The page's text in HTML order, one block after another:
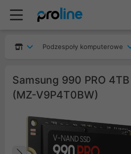
Podzespoły komputerowe
Samsung 990 PRO
(MZ-V9P4T0BW)